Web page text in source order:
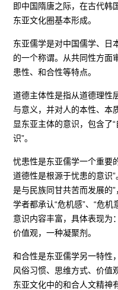
即中国隋唐之际，在古代韩
东亚文化圈基本形成。
东亚儒学是对中国儒学、日
的一个称谓。从共同性方面
患性、和合性等特点。
道德主体性是指从道德理性
与意义，并对人的本性、本
显东亚主体的意识，包含了“
识”。
忧患性是东亚儒学一个重要
道德性是根源于忧患的意识
是与民族同甘共苦而发展的
学者都承认“危机感”、“危
意识内容丰富，具体表现为
价值观，一种凝聚剂。
和合性是东亚儒学另一特性
风俗习惯、思维方式、价值
东亚文化中的和合人文精神